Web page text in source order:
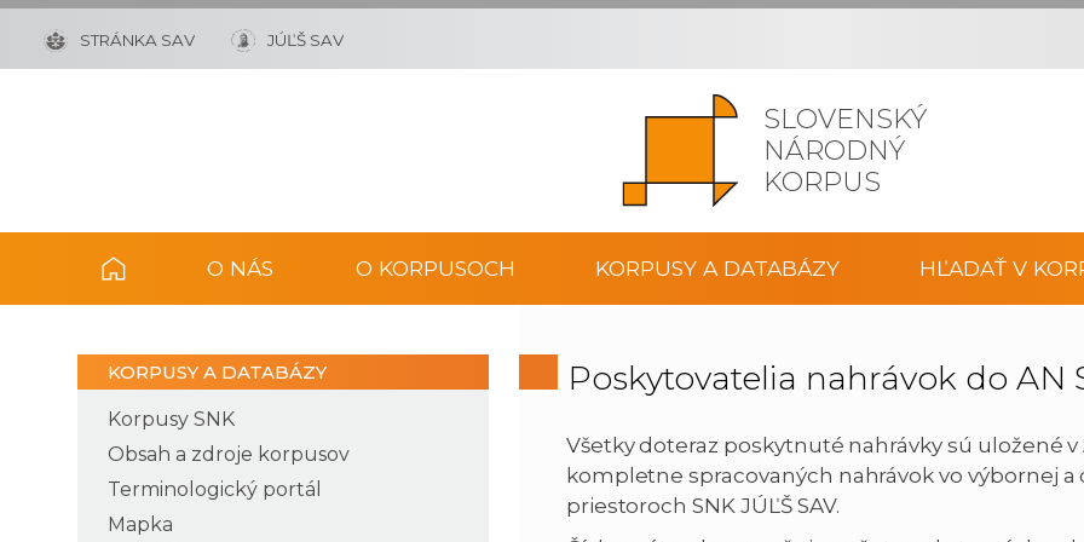
SLOVENSKÝ
NÁRODNÝ
KORPUS
STRÁNKA SAV JÚĽŠ SAV
O NÁS O KORPUSOCH KORPUSY A DATABÁZY HĽADAŤ V
KORPUSY A DATABÁZY
Korpusy SNK
Obsah a zdroje korpusov
Terminologický portál
Mapka
Poskytovatelia nahrávok do AN
Všetky doteraz poskytnuté nahrávky sú uložené
kompletne spracovaných nahrávok vo výbornej
priestoroch SNK JÚĽŠ SAV.